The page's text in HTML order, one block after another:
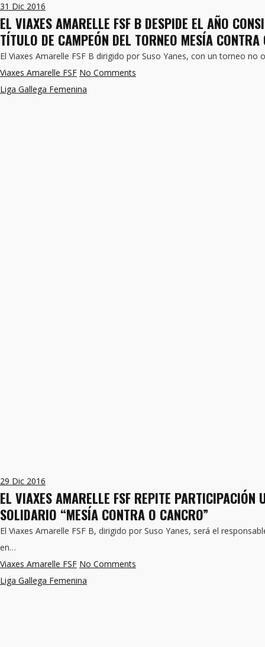
31 Dic 2016
EL VIAXES AMARELLE FSF B DESPIDE EL AÑO
TÍTULO DE CAMPEÓN DEL TORNEO MESÍA CONTRA
El Viaxes Amarelle FSF B dirigido por Suso Yanes, con un torneo
Viaxes Amarelle FSF No Comments
Liga Gallega Femenina
29 Dic 2016
EL VIAXES AMARELLE FSF REPITE PARTICIPACIÓN
SOLIDARIO “MESÍA CONTRA O CANCRO”
El Viaxes Amarelle FSF B, dirigido por Suso Yanes, será el
en…
Viaxes Amarelle FSF No Comments
Liga Gallega Femenina